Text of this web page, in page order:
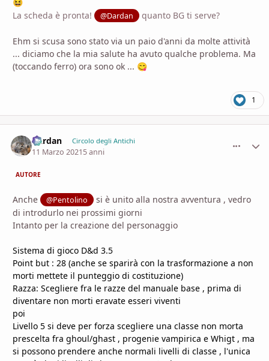
😆
La scheda è pronta! @Dardan quanto BG ti serve?
Ehm si scusa sono stato via un paio d'anni da molte attività
... diciamo che la mia salute ha avuto qualche problema. Ma
(toccando ferro) ora sono ok ... 😋
1
Dardan Circolo degli Antichi
11 Marzo 20215 anni
AUTORE
Anche @Pentolino
si è unito alla nostra avventura , vedro
di introdurlo nei prossimi giorni
Intanto per la creazione del personaggio
Sistema di gioco D&d 3.5
Point but : 28 (anche se sparirà con la trasformazione a non
morti mettete il punteggio di costituzione)
Razza: Scegliere fra le razze del manuale base , prima di
diventare non morti eravate esseri viventi
poi
Livello 5 si deve per forza scegliere una classe non morta
prescelta fra ghoul/ghast , progenie vampirica e Whigt , ma
si possono prendere anche normali livelli di classe , l'unica